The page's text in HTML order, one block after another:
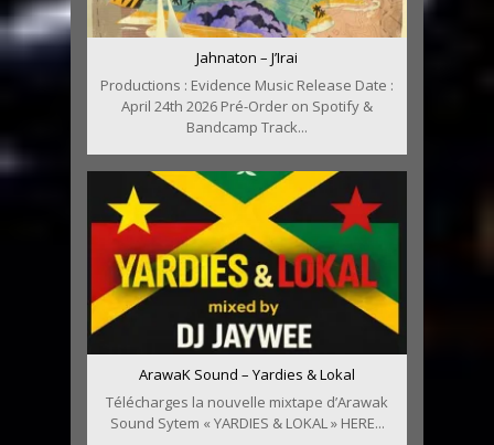
Jahnaton – J’Irai
Productions : Evidence Music Release Date :
April 24th 2026 Pré-Order on Spotify &
Bandcamp Track...
ArawaK Sound – Yardies & Lokal
Télécharges la nouvelle mixtape d’Arawak
Sound Sytem « YARDIES & LOKAL » HERE...